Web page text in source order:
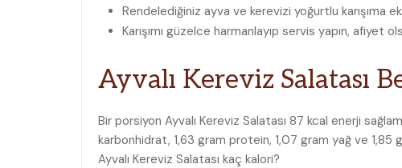
Rendelediğiniz ayva ve kerevizi yoğurtlu karışıma
Karışımı güzelce harmanlayıp servis yapın, afiyet
Ayvalı Kereviz Salatası
Bir porsiyon Ayvalı Kereviz Salatası 87 kcal enerji
karbonhidrat, 1,63 gram protein, 1,07 gram yağ ve 1,85
Ayvalı Kereviz Salatası kaç kalori?